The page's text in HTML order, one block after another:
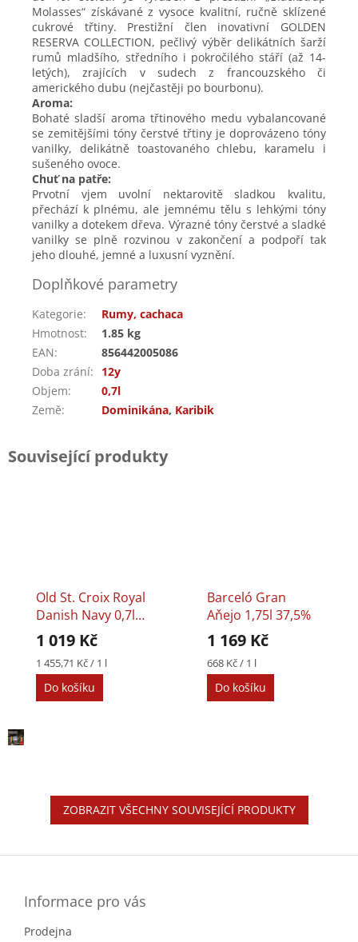
Molasses“ získávané z vysoce kvalitní, ručně sklízené
cukrové třtiny. Prestižní člen inovativní GOLDEN
RESERVA COLLECTION, pečlivý výběr delikátních šarží
rumů mladšího, středního i pokročilého stáří (až 14-
letých), zrajících v sudech z francouzského či
amerického dubu (nejčastěji po bourbonu).
Aroma:
Bohaté sladší aroma třtinového medu vybalancované
se zemitějšími tóny čerstvé třtiny je doprovázeno tóny
vanilky, delikátně toastovaného chlebu, karamelu i
sušeného ovoce.
Chuť na patře:
Prvotní vjem uvolní nektarovitě sladkou kvalitu,
přechází k plnému, ale jemnému tělu s lehkými tóny
vanilky a dotekem dřeva. Výrazné tóny čerstvé a sladké
vanilky se plně rozvinou v zakončení a podpoří tak
jeho dlouhé, jemné a luxusní vyznění.
Doplňkové parametry
Kategorie:
Rumy, cachaca
Hmotnost:
1.85 kg
EAN:
856442005086
Doba zrání:
12y
Objem:
0,7l
Země: Dominikána, Karibik
Související produkty
Old St. Croix Royal
Danish Navy 0,7l
40%
1 019 Kč
Měrná
cena:
1 455,71 Kč / 1 l
Do košíku
Barceló Gran
Aňejo 1,75l 37,5%
1 169 Kč
Měrná
cena:
668 Kč / 1 l
Do košíku
ZOBRAZIT VŠECHNY SOUVISEJÍCÍ PRODUKTY
Informace pro vás
Prodejna